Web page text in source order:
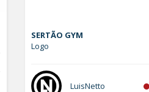
SERTÃO GYM
Logo
LuisNetto